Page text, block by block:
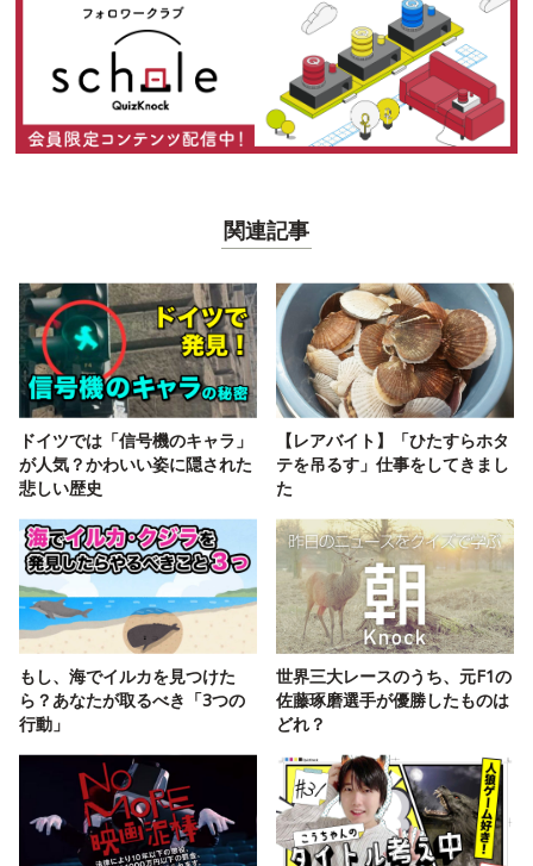
関連記事
ドイツでは「信号機のキャラ」
が人気？かわいい姿に隠された
悲しい歴史
【レアバイト】「ひたすらホタ
テを吊るす」仕事をしてきまし
た
もし、海でイルカを見つけた
ら？あなたが取るべき「3つの
行動」
世界三大レースのうち、元F1の
佐藤琢磨選手が優勝したものは
どれ？